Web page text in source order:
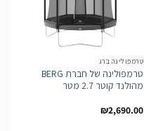
טרמפולינה ברג
טרמפולינה של חברת BERG
מהולנד קוטר 2.7 מטר
₪2,690.00